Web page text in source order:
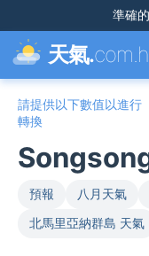
準確
天氣.
請提供以下數值以進行
轉換
預報 八月天氣
北馬里亞納群島 天氣